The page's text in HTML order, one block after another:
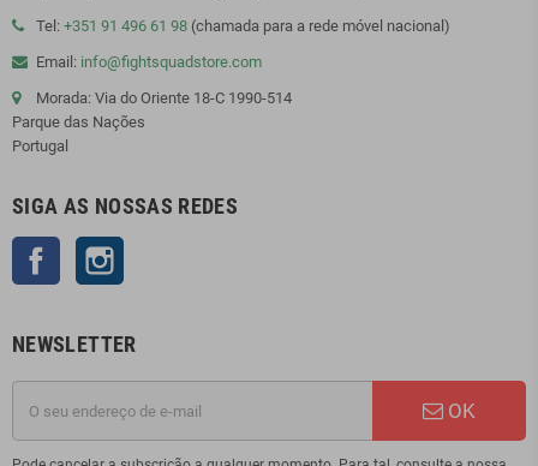
Tel: +351 91 496 61 98 (chamada para a rede móvel nacional)
Email: info@fightsquadstore.com
Morada: Via do Oriente 18-C 1990-514
Parque das Nações
Portugal
SIGA AS NOSSAS REDES
Facebook
NEWSLETTER
OK